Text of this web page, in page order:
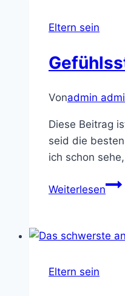
Eltern sein
Vonadmin
Diese Beitrag
seid die
ich schon
Weiterlesen
und
Eltern sein